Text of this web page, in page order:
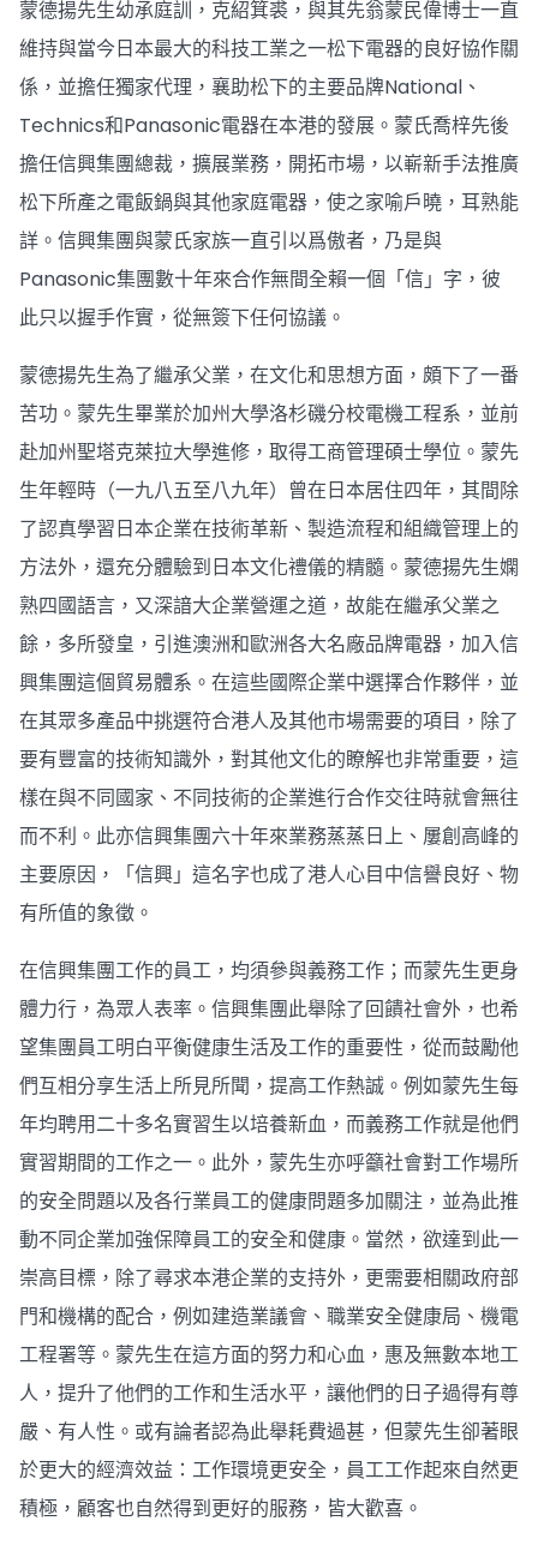
蒙德揚先生幼承庭訓，克紹箕裘，與其先翁蒙民偉博士一直
維持與當今日本最大的科技工業之一松下電器的良好協作關
係，並擔任獨家代理，襄助松下的主要品牌National、
Technics和Panasonic電器在本港的發展。蒙氏喬梓先後
擔任信興集團總裁，擴展業務，開拓市場，以嶄新手法推廣
松下所產之電飯鍋與其他家庭電器，使之家喻戶曉，耳熟能
詳。信興集團與蒙氏家族一直引以爲傲者，乃是與
Panasonic集團數十年來合作無間全賴一個「信」字，彼
此只以握手作實，從無簽下任何協議。
蒙德揚先生為了繼承父業，在文化和思想方面，頗下了一番
苦功。蒙先生畢業於加州大學洛杉磯分校電機工程系，並前
赴加州聖塔克萊拉大學進修，取得工商管理碩士學位。蒙先
生年輕時（一九八五至八九年）曾在日本居住四年，其間除
了認真學習日本企業在技術革新、製造流程和組織管理上的
方法外，還充分體驗到日本文化禮儀的精髓。蒙德揚先生嫻
熟四國語言，又深諳大企業營運之道，故能在繼承父業之
餘，多所發皇，引進澳洲和歐洲各大名廠品牌電器，加入信
興集團這個貿易體系。在這些國際企業中選擇合作夥伴，並
在其眾多產品中挑選符合港人及其他市場需要的項目，除了
要有豐富的技術知識外，對其他文化的瞭解也非常重要，這
樣在與不同國家、不同技術的企業進行合作交往時就會無往
而不利。此亦信興集團六十年來業務蒸蒸日上、屢創高峰的
主要原因，「信興」這名字也成了港人心目中信譽良好、物
有所值的象徵。
在信興集團工作的員工，均須參與義務工作；而蒙先生更身
體力行，為眾人表率。信興集團此舉除了回饋社會外，也希
望集團員工明白平衡健康生活及工作的重要性，從而鼓勵他
們互相分享生活上所見所聞，提高工作熱誠。例如蒙先生每
年均聘用二十多名實習生以培養新血，而義務工作就是他們
實習期間的工作之一。此外，蒙先生亦呼籲社會對工作場所
的安全問題以及各行業員工的健康問題多加關注，並為此推
動不同企業加強保障員工的安全和健康。當然，欲達到此一
崇高目標，除了尋求本港企業的支持外，更需要相關政府部
門和機構的配合，例如建造業議會、職業安全健康局、機電
工程署等。蒙先生在這方面的努力和心血，惠及無數本地工
人，提升了他們的工作和生活水平，讓他們的日子過得有尊
嚴、有人性。或有論者認為此舉耗費過甚，但蒙先生卻著眼
於更大的經濟效益：工作環境更安全，員工工作起來自然更
積極，顧客也自然得到更好的服務，皆大歡喜。